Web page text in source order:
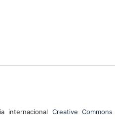
internacional Creative Commons